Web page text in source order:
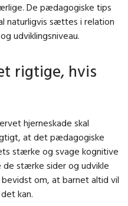
De pædagogiske tips
naturligvis sættes i relation
udviklingsniveau.
rigtige, hvis
hjerneskade skal
at det pædagogiske
stærke og svage kognitive
stærke sider og udvikle
om, at barnet altid vil
kan.